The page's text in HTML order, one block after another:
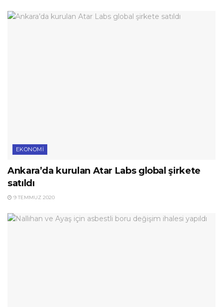
EKONOMI
Ankara’da kurulan Atar Labs global şirkete
satıldı
9 TEMMUZ 2020